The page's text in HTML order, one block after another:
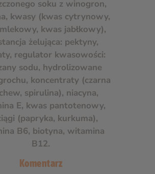
soku z winogron,
kwasy (kwas cytrynowy,
kwas jabłkowy),
żelująca: pektyny,
regulator kwasowości:
sodu, hydrolizowane
koncentraty (czarna
spirulina), niacyna,
E, kwas pantotenowy,
(papryka, kurkuma),
B6, biotyna, witamina
B12.
Komentarz